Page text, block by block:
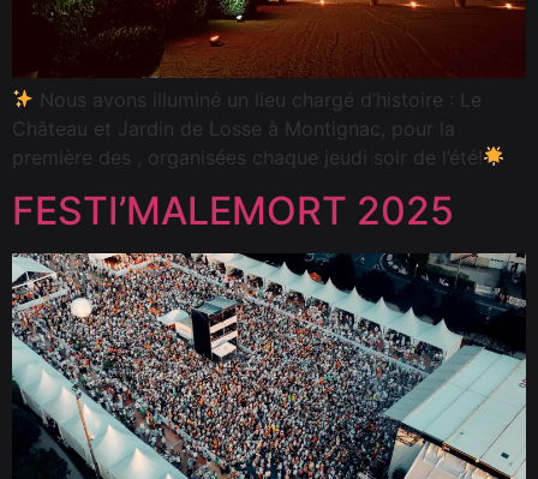
Nous avons illuminé un lieu chargé d’histoire : Le
Château et Jardin de Losse à Montignac, pour la
première des , organisées chaque jeudi soir de l’été!
FESTI’MALEMORT 2025